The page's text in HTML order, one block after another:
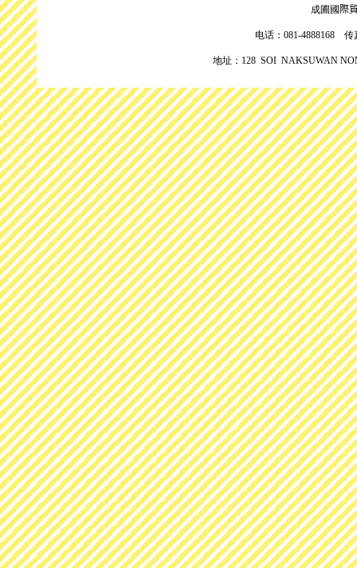
成圃國 際
电话：081-4888168 传
地址：128 SOI NAKSUWAN